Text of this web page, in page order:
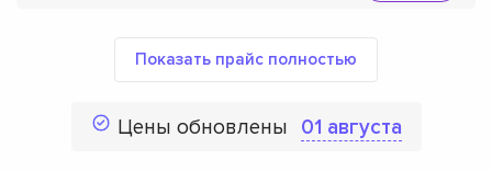
Показать прайс полностью
Цены обновлены 01 августа